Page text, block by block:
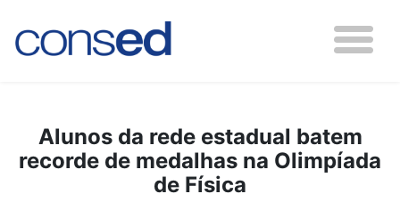
Alunos da rede estadual batem
recorde de medalhas na Olimpíada
de Física